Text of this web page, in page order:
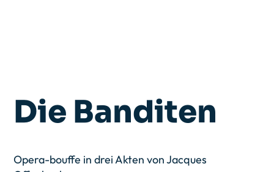
Die Banditen
Opera-bouffe in drei Akten von Jacques